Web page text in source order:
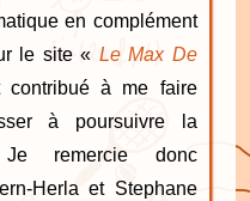
en complément
le site « Le Max De
à me faire
à poursuivre la
Je remercie donc
Herla et Stephane